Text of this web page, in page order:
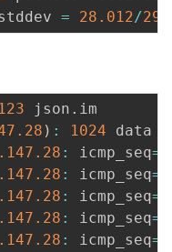
= 28.012/
123 json .
.28 ) :
1024
.147 .28 : icmp_seq=
.147 .28 : icmp_seq=
.147 .28 : icmp_seq=
.147 .28 : icmp_seq=
.147 .28 : icmp_seq=